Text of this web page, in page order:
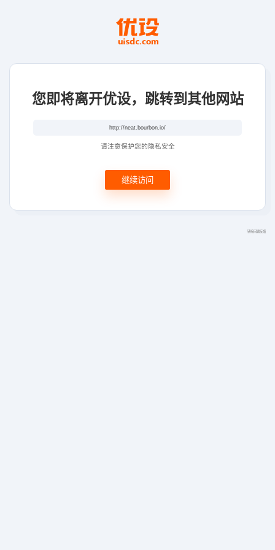
您即将离开优设，跳转到其他网站
请注意保护您的隐私安全
继续访问
链接问题反馈